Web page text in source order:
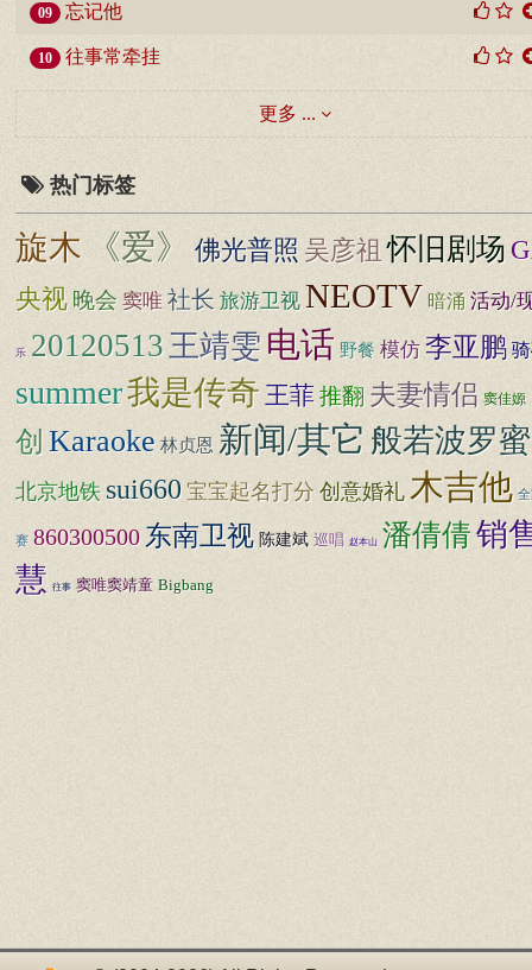
09 忘记他
10 往事常牵挂
更多 ...
热门标签
旋木 《爱》 佛光普照 吴彦祖 怀旧剧场
央视 晚会 窦唯 社长 旅游卫视 NEOTV 暗涌 活动/
乐 20120513王靖雯 电话 野餐 模仿 李亚鹏
summer我是传奇王菲推翻 夫妻情侣 窦佳嫄
创 Karaoke 林贞恩 新闻/其它 般若波罗
北京地铁 sui660 宝宝起名打分 创意婚礼 木吉他
赛 860300500 东南卫视 陈建斌 巡唱 赵本山 潘倩倩销
慧 往事 窦唯窦靖童 Bigbang